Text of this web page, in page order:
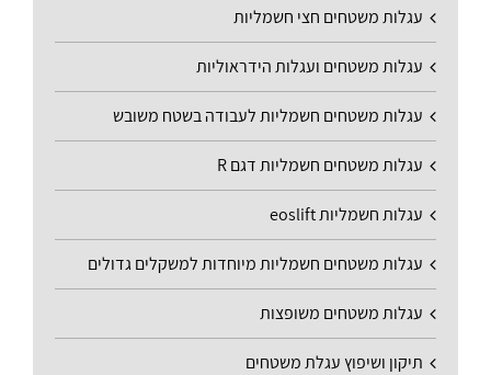
עגלות משטחים חצי חשמליות
עגלות משטחים ועגלות הידראוליות
עגלות משטחים חשמליות לעבודה בשטח משובש
עגלות משטחים חשמליות דגם R
עגלות חשמליות eoslift
עגלות משטחים חשמליות מיוחדות למשקלים גדולים
עגלות משטחים משופצות
תיקון ושיפוץ עגלת משטחים